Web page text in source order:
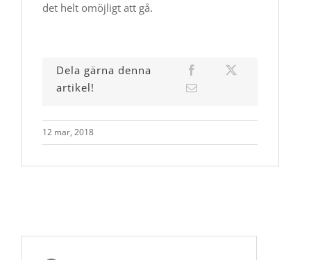
det helt omöjligt att gå.
Dela gärna denna
artikel!
12 mar, 2018